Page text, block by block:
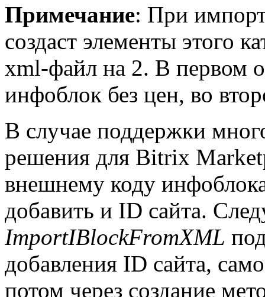
Примечание: При
создаст элементы этого
xml-файл на 2. В первом
инфоблок без цен, во
В случае поддержки
решения для Bitrix
внешнему коду
добавить и ID сайта.
ImportIBlockFromXML
добавления ID сайта,
потом через создание